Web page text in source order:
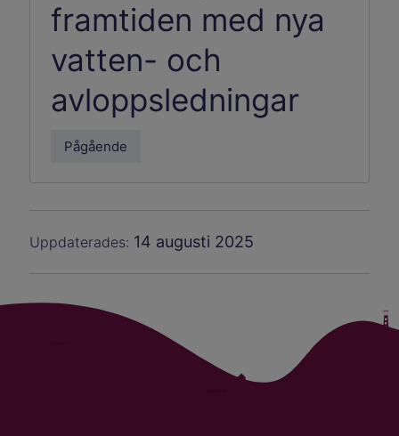
framtiden med nya
vatten- och
avloppsledningar
Pågående
Uppdaterades: 14 augusti 2025